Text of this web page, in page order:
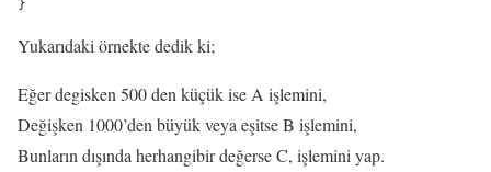
Yukarıdaki örnekte dedik ki;
Eğer degisken 500 den küçük ise A işlemini,
Değişken 1000’den büyük veya eşitse B işlemini,
Bunların dışında herhangibir değerse C, işlemini yap.